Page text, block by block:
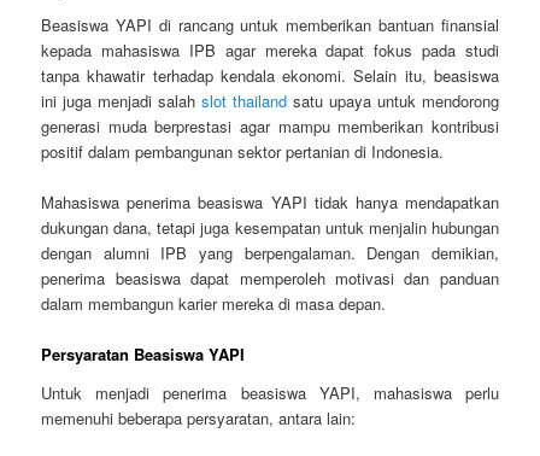
Beasiswa YAPI di rancang untuk memberikan bantuan finansial
kepada mahasiswa IPB agar mereka dapat fokus pada studi
tanpa khawatir terhadap kendala ekonomi. Selain itu, beasiswa
ini juga menjadi salahslot thailand satu upaya untuk mendorong
generasi muda berprestasi agar mampu memberikan kontribusi
positif dalam pembangunan sektor pertanian di Indonesia.
Mahasiswa penerima beasiswa YAPI tidak hanya mendapatkan
dukungan dana, tetapi juga kesempatan untuk menjalin hubungan
dengan alumni IPB yang berpengalaman. Dengan demikian,
penerima beasiswa dapat memperoleh motivasi dan panduan
dalam membangun karier mereka di masa depan.
Persyaratan Beasiswa YAPI
Untuk menjadi penerima beasiswa YAPI, mahasiswa perlu
memenuhi beberapa persyaratan, antara lain: